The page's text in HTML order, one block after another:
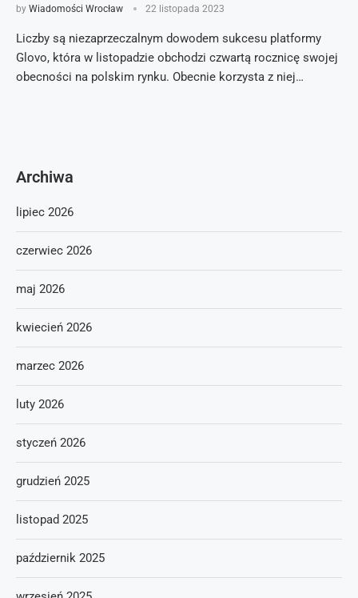
by Wiadomości Wrocław 22 listopada 2023
Liczby są niezaprzeczalnym dowodem sukcesu platformy
Glovo, która w listopadzie obchodzi czwartą rocznicę swojej
obecności na polskim rynku. Obecnie korzysta z niej…
Archiwa
lipiec 2026
czerwiec 2026
maj 2026
kwiecień 2026
marzec 2026
luty 2026
styczeń 2026
grudzień 2025
listopad 2025
październik 2025